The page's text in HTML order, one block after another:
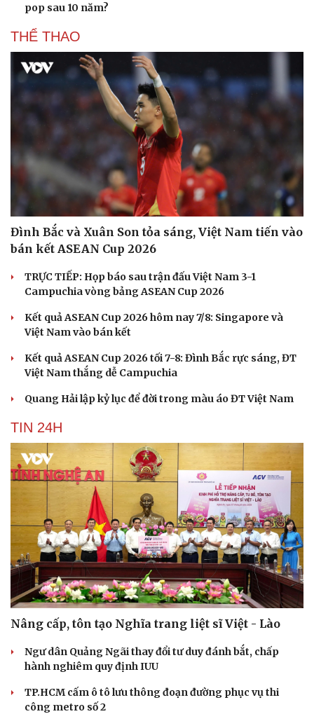
Cải chính
pop sau 10 năm?
THỂ THAO
Đình Bắc và Xuân Son tỏa sáng, Việt Nam tiến vào
bán kết ASEAN Cup 2026
TRỰC TIẾP: Họp báo sau trận đấu Việt Nam 3-1
Campuchia vòng bảng ASEAN Cup 2026
Kết quả ASEAN Cup 2026 hôm nay 7/8: Singapore và
Việt Nam vào bán kết
Kết quả ASEAN Cup 2026 tối 7-8: Đình Bắc rực sáng, ĐT
Việt Nam thắng dễ Campuchia
Quang Hải lập kỷ lục để đời trong màu áo ĐT Việt Nam
TIN 24H
Nâng cấp, tôn tạo Nghĩa trang liệt sĩ Việt - Lào
Ngư dân Quảng Ngãi thay đổi tư duy đánh bắt, chấp
hành nghiêm quy định IUU
TP.HCM cấm ô tô lưu thông đoạn đường phục vụ thi
công metro số 2